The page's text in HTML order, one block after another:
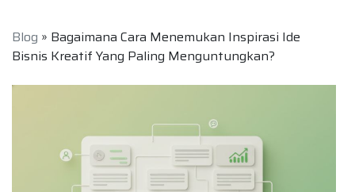
Blog » Bagaimana Cara Menemukan Inspirasi Ide
Bisnis Kreatif Yang Paling Menguntungkan?